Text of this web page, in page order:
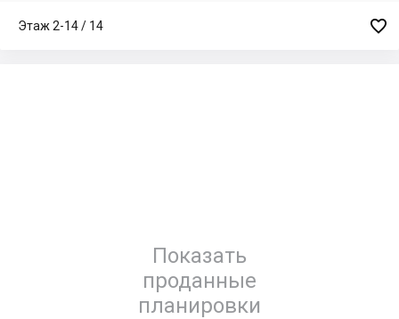
Этаж 2-14 / 14 
Показать
проданные
планировки